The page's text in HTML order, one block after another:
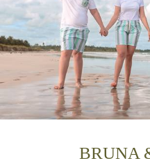
BRUNA